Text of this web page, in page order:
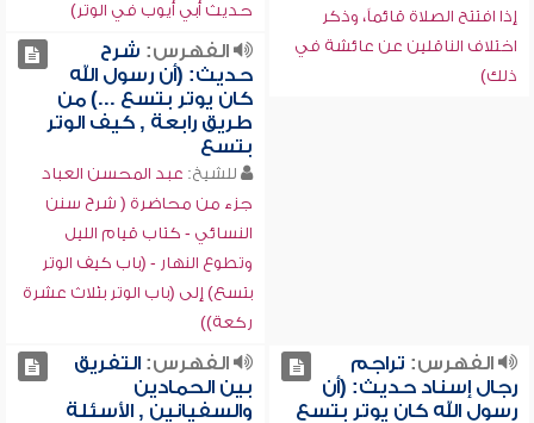
إذا افتتح الصلاة قائماً، وذكر
اختلاف الناقلين عن عائشة في
ذلك)
حديث أبي أيوب في الوتر)
الفهرس: شرح
حديث: (أن رسول الله
كان يوتر بتسع ...) من
طريق رابعة , كيف الوتر
بتسع
للشيخ: عبد المحسن العباد
جزء من محاضرة ( شرح سنن
النسائي - كتاب قيام الليل
وتطوع النهار - (باب كيف الوتر
بتسع) إلى (باب الوتر بثلاث عشرة
ركعة))
الفهرس: تراجم
رجال إسناد حديث: (أن
رسول الله كان يوتر بتسع
الفهرس:التفريق
بين الحمادين
والسفيانين , الأسئلة